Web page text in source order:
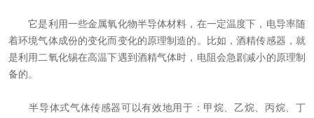
联系我们
它是利用一些金属氧化物半导体材料，在一定温度下，电导率随
着环境气体成份的变化而变化的原理制造的。比如，酒精传感器，就
是利用二氧化锡在高温下遇到酒精气体时，电阻会急剧减小的原理制
备的。
半导体式气体传感器可以有效地用于：甲烷、乙烷、丙烷、丁